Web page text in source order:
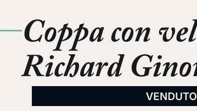
Coppa con
Richard
VENDUTO